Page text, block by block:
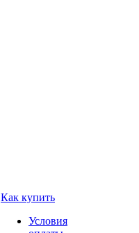
Как купить
Условия